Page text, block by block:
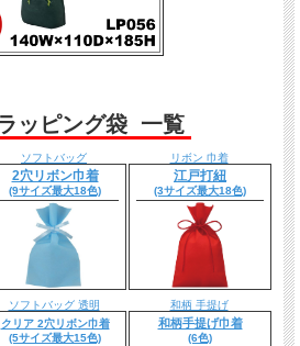
ッピング袋 一覧
ソフトバッグ
2穴リボン巾着
(9サイズ最大18色)
リボン 巾着
江戸打紐
(3サイズ最大18色)
ソフトバッグ 透明
クリア 2穴リボン巾着
(5サイズ最大15色)
和柄 手提げ
和柄手提げ巾着
(6色)